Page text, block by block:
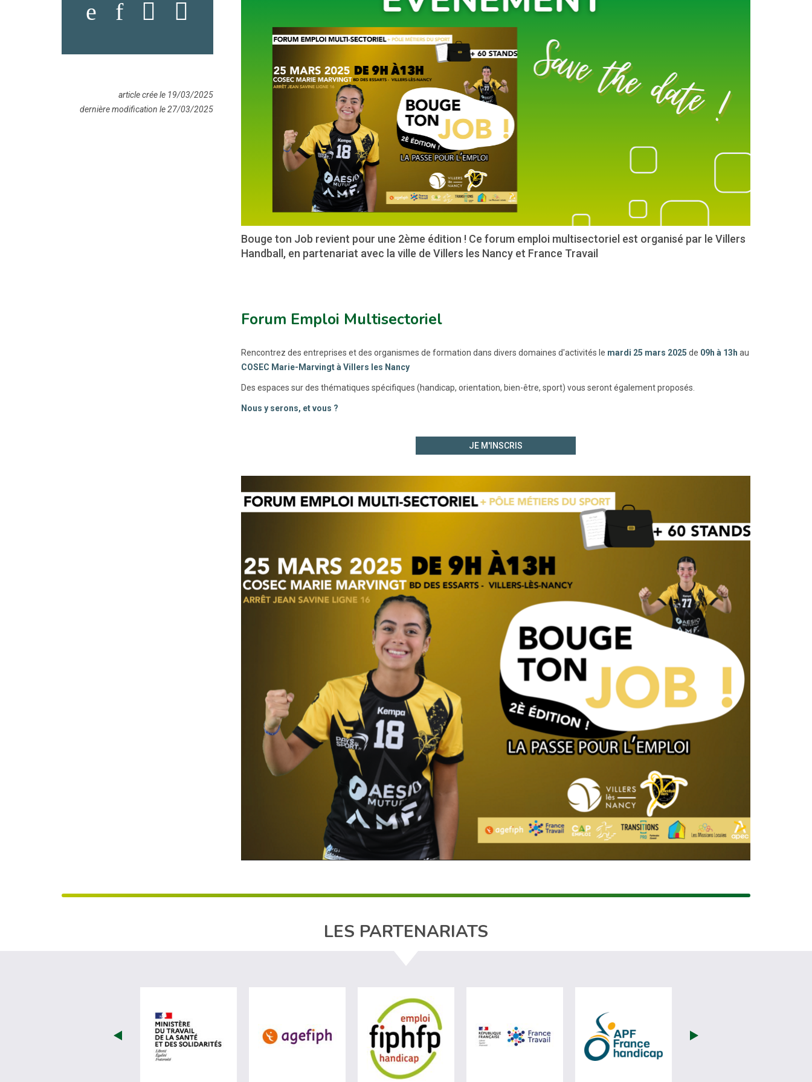
Bouge ton Job revient pour une 2ème édition ! Ce forum emploi multisectoriel est organisé par le Villers
Handball, en partenariat avec la ville de Villers les Nancy et France Travail
Forum Emploi Multisectoriel
Rencontrez des entreprises et des organismes de formation dans divers domaines d'activités le mardi 25 mars 2025 de 09h à 13h au
COSEC Marie-Marvingt à Villers les Nancy
Des espaces sur des thématiques spécifiques (handicap, orientation, bien-être, sport) vous seront également proposés.
Nous y serons, et vous ?
JE M'INSCRIS
article crée le 19/03/2025
dernière modification le 27/03/2025
LES PARTENARIATS
visiter les site de Ministère du travail (nouvelle fenêtre)
visiter les site de Agefiph (nouvelle fenêtre)visiter les site de Fiphfp (nouvelle fenêtre)visiter les site de France Travail (nouvelle fenêtre)
visiter les site de APF (nouvelle